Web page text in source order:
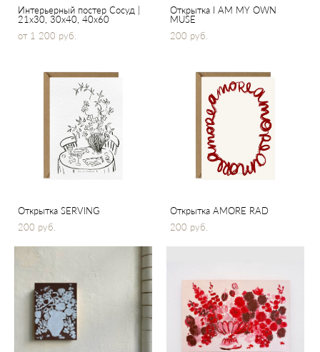
Интерьерный постер Сосуд |
21x30, 30х40, 40x60
от 1 200 pуб.
Открытка I AM MY OWN
MUSE
200 pуб.
Открытка SERVING
200 pуб.
Открытка AMORE RAD
200 pуб.